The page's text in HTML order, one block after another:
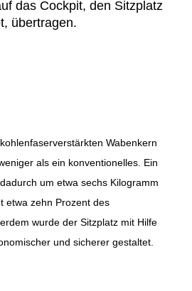
das Cockpit, den Sitzplatz
übertragen.
Wabenkern
als ein konventionelles. Ein
um etwa sechs Kilogramm
etwa zehn Prozent des
wurde der Sitzplatz mit Hilfe
und sicherer gestaltet.